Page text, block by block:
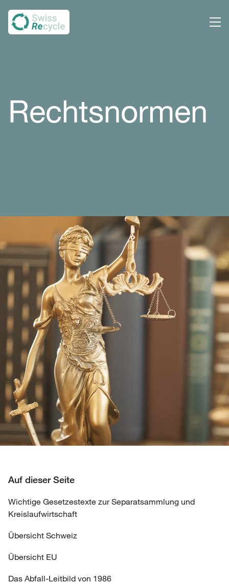
Rechtsnor­men
Auf dieser Seite
Wichtige Gesetzestexte zur Separatsammlung und
Kreislaufwirtschaft
Übersicht Schweiz
Übersicht EU
Das Abfall-Leitbild von 1986